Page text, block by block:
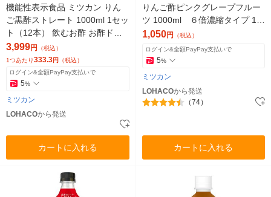
機能性表示食品 ミツカン りん
ご黒酢ストレート 1000ml 1セッ
ト（12本） 飲むお酢 お酢ドリ
ンク リンゴ酢
3,999円 （税込）
1つあたり333.3円 （税込）
ログイン&全額PayPay支払いで
5%
ミツカン
LOHACOから発送
カートに入れる
りんご酢ピンクグレープフルー
ツ 1000ml ６倍濃縮タイプ 1
本 大容量 飲むお酢 リンゴ
酢
1,050円 （税込）
ログイン&全額PayPay支払いで
5%
ミツカン
LOHACOから発送
（74）
カートに入れる